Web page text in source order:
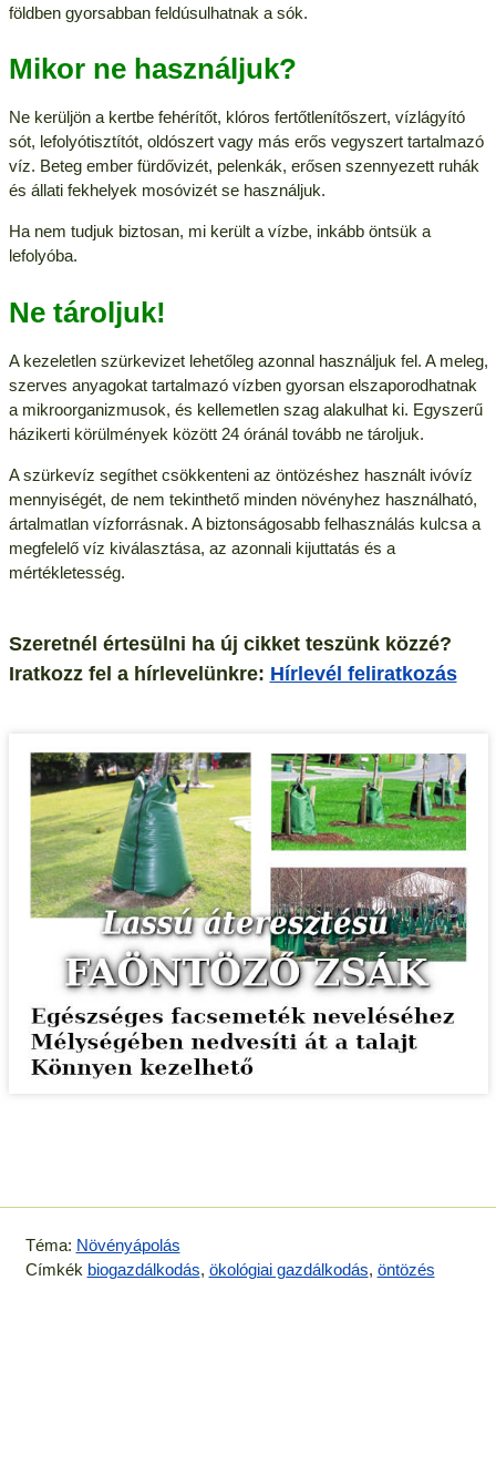
földben gyorsabban feldúsulhatnak a sók.
Mikor ne használjuk?
Ne kerüljön a kertbe fehérítőt, klóros fertőtlenítőszert, vízlágyító
sót, lefolyótisztítót, oldószert vagy más erős vegyszert tartalmazó
víz. Beteg ember fürdővizét, pelenkák, erősen szennyezett ruhák
és állati fekhelyek mosóvizét se használjuk.
Ha nem tudjuk biztosan, mi került a vízbe, inkább öntsük a
lefolyóba.
Ne tároljuk!
A kezeletlen szürkevizet lehetőleg azonnal használjuk fel. A meleg,
szerves anyagokat tartalmazó vízben gyorsan elszaporodhatnak
a mikroorganizmusok, és kellemetlen szag alakulhat ki. Egyszerű
házikerti körülmények között 24 óránál tovább ne tároljuk.
A szürkevíz segíthet csökkenteni az öntözéshez használt ivóvíz
mennyiségét, de nem tekinthető minden növényhez használható,
ártalmatlan vízforrásnak. A biztonságosabb felhasználás kulcsa a
megfelelő víz kiválasztása, az azonnali kijuttatás és a
mértékletesség.
Szeretnél értesülni ha új cikket teszünk közzé?
Iratkozz fel a hírlevelünkre: Hírlevél feliratkozás
Téma: Növényápolás
Címkék biogazdálkodás, ökológiai gazdálkodás, öntözés